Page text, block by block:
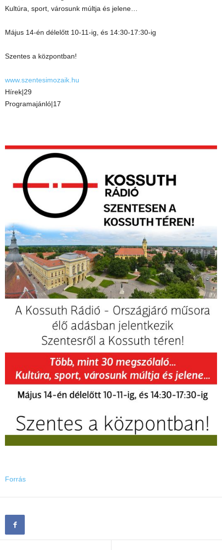
Kultúra, sport, városunk múltja és jelene…
Május 14-én délelőtt 10-11-ig, és 14:30-17:30-ig
Szentes a központban!
www.szentesimozaik.hu
Hírek|29
Programajánló|17
Forrás